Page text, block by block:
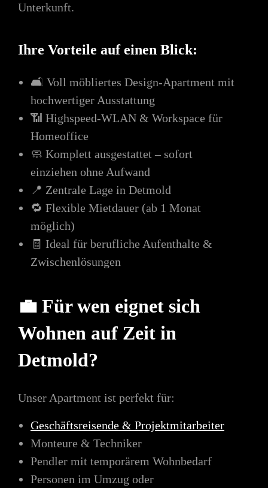
Unterkunft.
Ihre Vorteile auf einen Blick:
🛋️ Voll möbliertes Design-Apartment mit
hochwertiger Ausstattung
📶 Highspeed-WLAN & Workspace für
Homeoffice
🧼 Komplett ausgestattet – sofort
einziehen ohne Aufwand
📍 Zentrale Lage in Detmold
🔁 Flexible Mietdauer (ab 1 Monat
möglich)
🧾 Ideal für berufliche Aufenthalte &
Zwischenlösungen
💼 Für wen eignet sich
Wohnen auf Zeit in
Detmold?
Unser Apartment ist perfekt für:
Geschäftsreisende & Projektmitarbeiter
Monteure & Techniker
Pendler mit temporärem Wohnbedarf
Personen im Umzug oder